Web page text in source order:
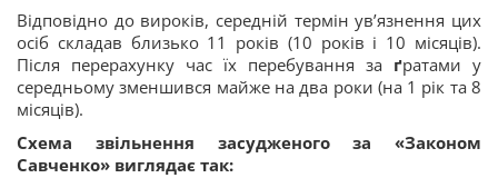
Відповідно до вироків, середній термін ув’язнення цих
осіб складав близько 11 років (10 років і 10 місяців).
Після перерахунку час їх перебування за ґратами у
середньому зменшився майже на два роки (на 1 рік та 8
місяців).
Cхема звільнення засудженого за «Законом
Савченко» виглядає так: